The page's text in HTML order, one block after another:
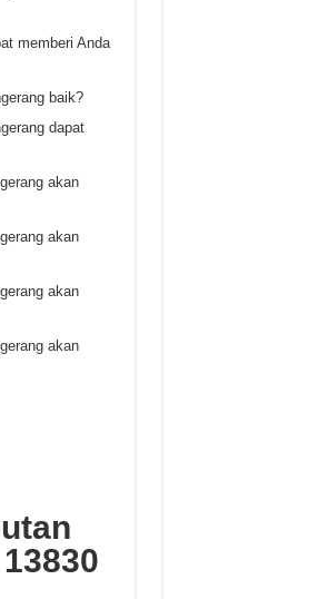
memberi Anda
baik?
dapat
akan
akan
akan
akan